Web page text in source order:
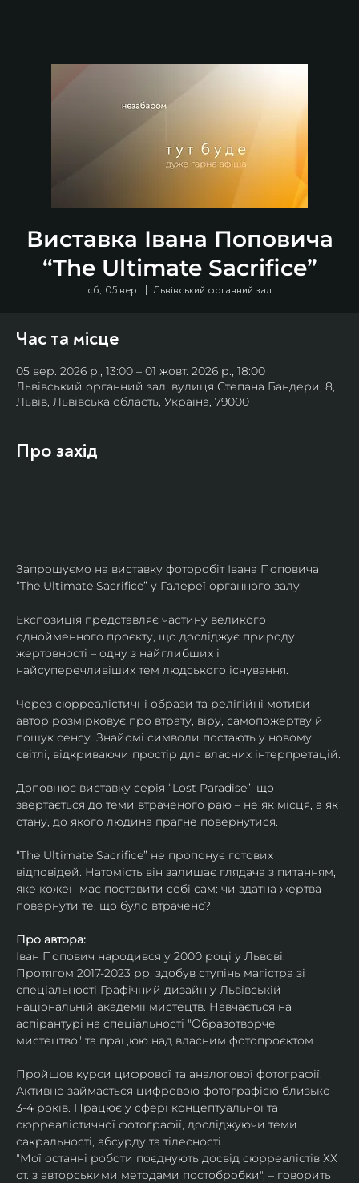
Виставка Івана Поповича
“The Ultimate Sacrifice”
сб, 05 вер.
  |
Львівський органний зал
Час та місце
05 вер. 2026 р., 13:00 – 01 жовт. 2026 р., 18:00
Львівський органний зал, вулиця Степана Бандери, 8,
Львів, Львівська область, Україна, 79000
Про захід
Запрошуємо на виставку фоторобіт Івана Поповича
“The Ultimate Sacrifice” у Галереї органного залу.
Експозиція представляє частину великого
однойменного проєкту, що досліджує природу
жертовності – одну з найглибших і
найсуперечливіших тем людського існування.
Через сюрреалістичні образи та релігійні мотиви
автор розмірковує про втрату, віру, самопожертву й
пошук сенсу. Знайомі символи постають у новому
світлі, відкриваючи простір для власних інтерпретацій.
Доповнює виставку серія “Lost Paradise”, що
звертається до теми втраченого раю – не як місця, а як
стану, до якого людина прагне повернутися.
“The Ultimate Sacrifice” не пропонує готових
відповідей. Натомість він залишає глядача з питанням,
яке кожен має поставити собі сам: чи здатна жертва
повернути те, що було втрачено?
Про автора:
Іван Попович народився у 2000 році у Львові.
Протягом 2017-2023 рр. здобув ступінь магістра зі
спеціальності Графічний дизайн у Львівській
національній академії мистецтв. Навчається на
аспірантурі на спеціальності "Образотворче
мистецтво" та працюю над власним фотопроєктом.
Пройшов курси цифрової та аналогової фотографії.
Активно займається цифровою фотографією близько
3-4 років. Працює у сфері концептуальної та
сюрреалістичної фотографії, досліджуючи теми
сакральності, абсурду та тілесності.
"Мої останні роботи поєднують досвід сюрреалістів ХХ
ст. з авторськими методами постобробки", – говорить